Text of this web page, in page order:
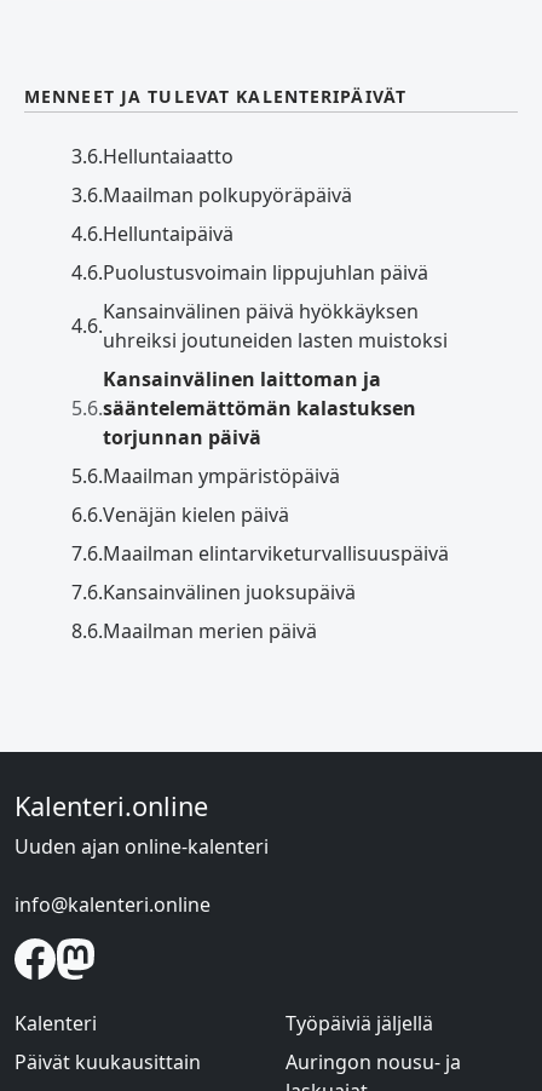
MENNEET JA TULEVAT KALENTERIPÄIVÄT
3.6.Helluntaiaatto
3.6.Maailman polkupyöräpäivä
4.6.Helluntaipäivä
4.6.Puolustusvoimain lippujuhlan päivä
4.6.
Kansainvälinen päivä hyökkäyksen
uhreiksi joutuneiden lasten muistoksi
5.6.
Kansainvälinen laittoman ja
sääntelemättömän kalastuksen
torjunnan päivä
5.6.Maailman ympäristöpäivä
6.6.Venäjän kielen päivä
7.6.Maailman elintarviketurvallisuuspäivä
7.6.Kansainvälinen juoksupäivä
8.6.Maailman merien päivä
Kalenteri.online
Uuden ajan online-kalenteri
info@kalenteri.online
Kalenteri
Päivät kuukausittain
Työpäiviä jäljellä
Auringon nousu- ja